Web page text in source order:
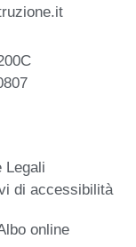
Legali
di accessibilità
online